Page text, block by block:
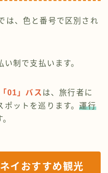
は、色と番号で区別され
い制で支払います。
「01」バス は、旅行者に
ポットを巡ります。運行
イ おすすめ観光